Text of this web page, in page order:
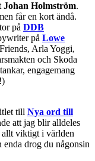
Johan Holmström.
får en kort ändå.
på DDB
på Lowe
Arla Yoggi,
och Skoda
engagemang
till Nya ord till
att jag blir alldeles
allt viktigt i världen
enda drog du någonsin